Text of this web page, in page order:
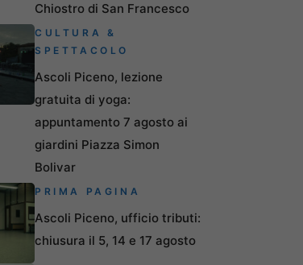
Chiostro di San Francesco
CULTURA &
SPETTACOLO
Ascoli Piceno, lezione
gratuita di yoga:
appuntamento 7 agosto ai
giardini Piazza Simon
Bolivar
PRIMA PAGINA
Ascoli Piceno, ufficio tributi:
chiusura il 5, 14 e 17 agosto